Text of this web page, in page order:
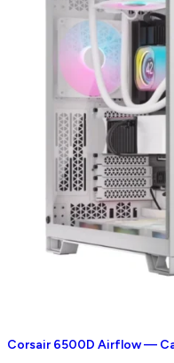
Corsair 6500D Airflow —